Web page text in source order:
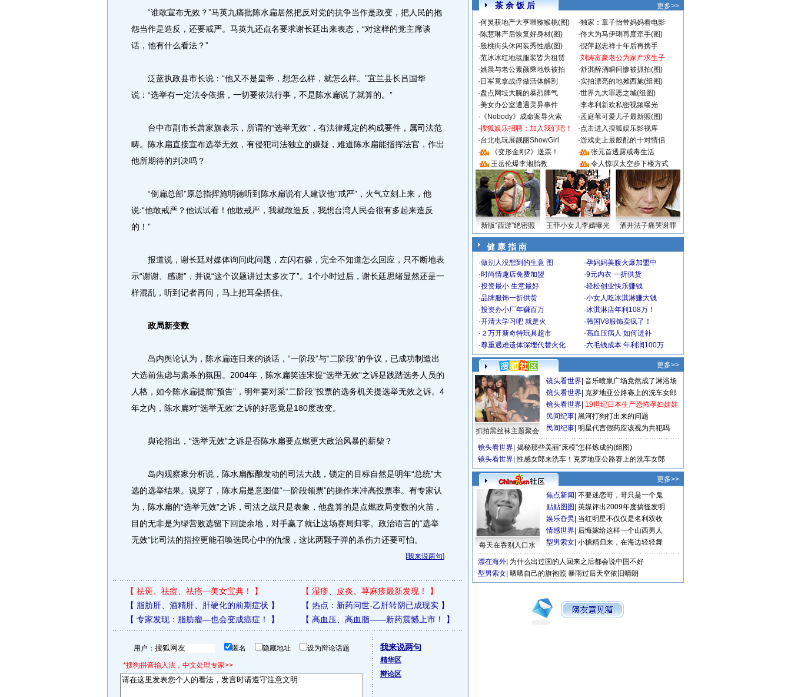
“谁敢宣布无效？”马英九痛批陈水扁居然把反对党的抗争当作是政变，把人民的抱
怨当作是造反，还要戒严。马英九还点名要求谢长廷出来表态，“对这样的党主席谈
话，他有什么看法？”
泛蓝执政县市长说：“他又不是皇帝，想怎么样，就怎么样。”宜兰县长吕国华
说：“选举有一定法令依据，一切要依法行事，不是陈水扁说了就算的。”
台中市副市长萧家旗表示，所谓的“选举无效”，有法律规定的构成要件，属司法范
畴。陈水扁直接宣布选举无效，有侵犯司法独立的嫌疑，难道陈水扁能指挥法官，作出
他所期待的判决吗？
“倒扁总部”原总指挥施明德听到陈水扁说有人建议他“戒严”，火气立刻上来，他
说:“他敢戒严？他试试看！他敢戒严，我就敢造反，我想台湾人民会很有多起来造反
的！”
报道说，谢长廷对媒体询问此问题，左闪右躲，完全不知道怎么回应，只不断地表
示“谢谢、感谢”，并说“这个议题讲过太多次了”。1个小时过后，谢长廷思绪显然还是一
样混乱，听到记者再问，马上把耳朵捂住。
政局新变数
岛内舆论认为，陈水扁连日来的谈话，“一阶段”与“二阶段”的争议，已成功制造出
大选前焦虑与肃杀的氛围。2004年，陈水扁笑连宋提“选举无效”之诉是践踏选务人员的
人格，如今陈水扁提前“预告”，明年要对采“二阶段”投票的选务机关提选举无效之诉。4
年之内，陈水扁对“选举无效”之诉的好恶竟是180度改变。
舆论指出，“选举无效”之诉是否陈水扁要点燃更大政治风暴的薪柴？
岛内观察家分析说，陈水扁酝酿发动的司法大战，锁定的目标自然是明年“总统”大
选的选举结果。说穿了，陈水扁是意图借“一阶段领票”的操作来冲高投票率。有专家认
为，陈水扁的“选举无效”之诉，司法之战只是表象，他盘算的是点燃政局变数的火苗，
目的无非是为绿营败选留下回旋余地，对手赢了就让这场赛局归零。政治语言的“选举
无效”比司法的指控更能召唤选民心中的仇恨，这比两颗子弹的杀伤力还要可怕。
[我来说两句]
【 祛斑、祛痘、祛疮—美女宝典！ 】 【 湿疹、皮炎、荨麻疹最新发现！
】
【 脂肪肝、酒精肝、肝硬化的前期症状 】 【 热点：新药问世-乙肝转阴已成现实】
【 专家发现：脂肪瘤—也会变成癌症！ 】 【 高血压、高血脂——新药震憾上市！ 】
用户： 匿名 隐藏地址 设为辩论话题
*搜狗拼音输入法，中文处理专家>>
我来说两句
精华区
辩论区
茶 余 饭 后
更多>>
·何炅获地产大亨喂猕猴桃(图) ·独家：章子怡带妈妈看电影
·陈慧琳产后恢复好身材(图) ·佟大为马伊琍再度牵手(图)
·殷桃街头休闲装秀性感(图) ·倪萍赵忠祥十年后再携手
·范冰冰红地毯服装皆为租赁 ·刘涛富豪老公为家产求生子
·姚晨与老公素颜乘地铁被拍 ·舒淇醉酒瞬间惨被抓拍(图)
· 日军竟拿战俘做活体解剖 ·实拍漂亮的地摊西施(组图)
·盘点网坛大腕的暴烈脾气 ·世界九大罪恶之城(组图)
·美女办公室遭遇灵异事件 ·李孝利新欢私密视频曝光
· 《Nobody》成命案导火索 ·孟庭苇可爱儿子最新照(图)
·搜狐娱乐招聘：加入我们吧！ ·点击进入搜狐娱乐影视库
·台北电玩展靓丽ShowGirl ·游戏史上最般配的十对情侣
·
《变形金刚2》送票！ ·
张元首透露戒毒生活
·
王岳伦爆李湘胎教 · 令人惊叹太空步下楼方式
新版“西游”绝密照 王菲小女儿李嫣曝光 酒井法子痛哭谢罪
健 康 指 南
·做别人没想到的生意 图 ·孕妈妈美腹火爆加盟中
·时尚情趣店免费加盟 ·9元内衣 一折供货
·投资最小 生意最好 ·轻松创业快乐赚钱
·品牌服饰一折供货 ·小女人吃冰淇淋赚大钱
·投资办小厂年赚百万 ·冰淇淋店年利108万！
·开清大学习吧 就是火 ·韩国V8服饰卖疯了！
· ２万开新奇特玩具超市 ·高血压病人 如何进补
·尊重遇难遗体深埋代替火化 ·六毛钱成本 年利润100万
更多>>
抓拍黑丝袜主题聚会
镜头看世界 音乐喷泉广场竟然成了淋浴场
镜头看世界 克罗地亚公路赛上的洗车女郎
镜头看世界 19世纪日本生产恐怖孕妇娃娃
民间纪事 黑河打狗打出来的问题
民间纪事 明星代言假药应该视为共犯吗
镜头看世界 揭秘那些美丽“床模”怎样炼成的(组图)
镜头看世界 性感女郎来洗车！克罗地亚公路赛上的洗车女郎
更多>>
每天在吞别人口水
焦点新闻 不要迷恋哥，哥只是一个鬼
贴贴图图 英媒评出2009年度搞怪发明
娱乐旮旯 当红明星不仅仅是名利双收
情感世界 后悔嫁给这样一个山西男人
型男索女 小糖精归来，在海边轻轻舞
漂在海外 为什么出过国的人回来之后都会说中国不好
型男索女 晒晒自己的旗袍照 暴雨过后天空依旧晴朗